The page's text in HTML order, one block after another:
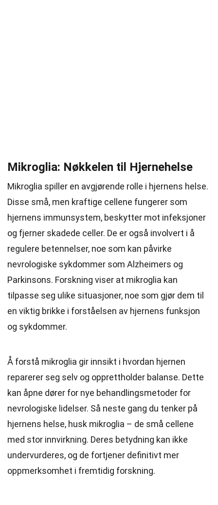
Mikroglia: Nøkkelen til Hjernehelse
Mikroglia spiller en avgjørende rolle i hjernens helse.
Disse små, men kraftige cellene fungerer som
hjernens immunsystem, beskytter mot infeksjoner
og fjerner skadede celler. De er også involvert i å
regulere betennelser, noe som kan påvirke
nevrologiske sykdommer som Alzheimers og
Parkinsons. Forskning viser at mikroglia kan
tilpasse seg ulike situasjoner, noe som gjør dem til
en viktig brikke i forståelsen av hjernens funksjon
og sykdommer.
Å forstå mikroglia gir innsikt i hvordan hjernen
reparerer seg selv og opprettholder balanse. Dette
kan åpne dører for nye behandlingsmetoder for
nevrologiske lidelser. Så neste gang du tenker på
hjernens helse, husk mikroglia – de små cellene
med stor innvirkning. Deres betydning kan ikke
undervurderes, og de fortjener definitivt mer
oppmerksomhet i fremtidig forskning.